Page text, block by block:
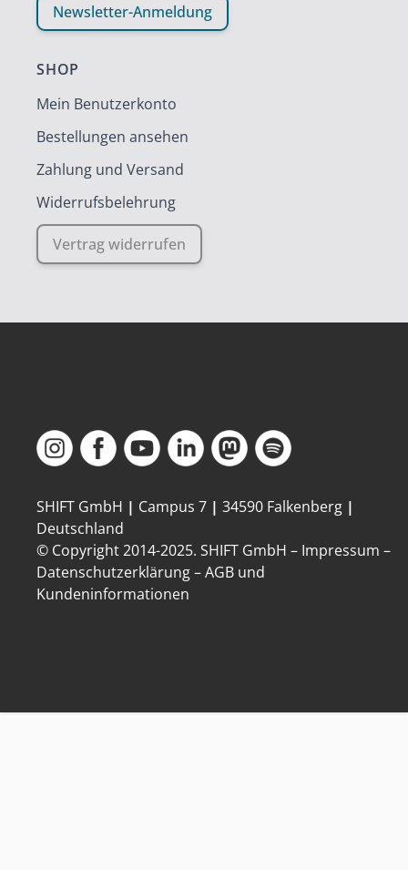
Newsletter-Anmeldung
SHOP
Mein Benutzerkonto
Bestellungen ansehen
Zahlung und Versand
Widerrufsbelehrung
Vertrag widerrufen
SHIFT GmbH | Campus 7 | 34590 Falkenberg |
Deutschland
© Copyright 2014-2025. SHIFT GmbH – Impressum –
Datenschutzerklärung–AGB und
Kundeninformationen